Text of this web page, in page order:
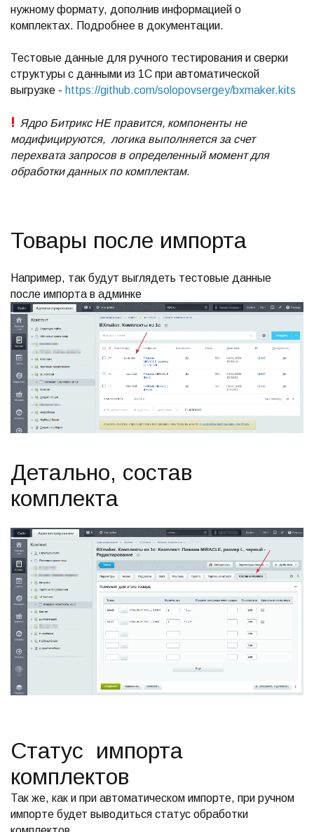
нужному формату, дополнив информацией о
комплектах. Подробнее в документации.
Тестовые данные для ручного тестирования и сверки
структуры с данными из 1С при автоматической
выгрузке - https://github.com/solopovsergey/bxmaker.kits
! Ядро Битрикс НЕ правится, компоненты не
модифицируются, логика выполняется за счет
перехвата запросов в определенный момент для
обработки данных по комплектам.
Товары после импорта
Например, так будут выглядеть тестовые данные
после импорта в админке
Детально, состав
комплекта
Статус импорта
комплектов
Так же, как и при автоматическом импорте, при ручном
импорте будет выводиться статус обработки